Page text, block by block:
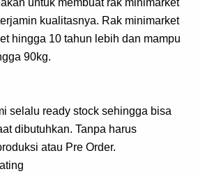
untuk membuat rak minimarket
kualitasnya. Rak minimarket
hingga 10 tahun lebih dan mampu
90kg.
selalu ready stock sehingga bisa
dibutuhkan. Tanpa harus
atau Pre Order.